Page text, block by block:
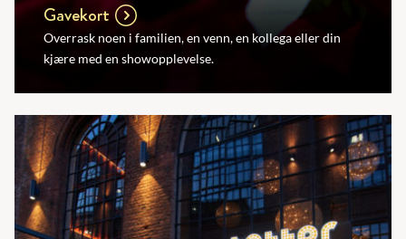
Gavekort
Overrask noen i familien, en venn, en kollega eller din
kjære med en showopplevelse.